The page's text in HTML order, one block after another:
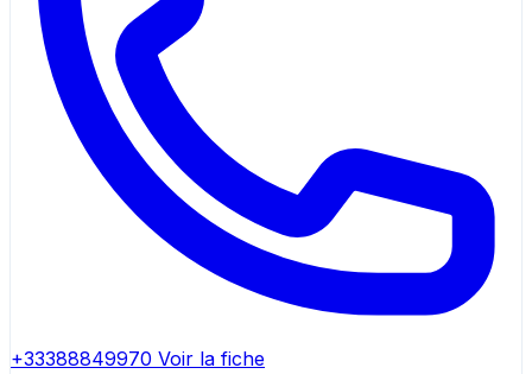
+33388849970 Voir la fiche